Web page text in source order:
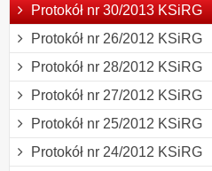
Protokół nr 30/2013 KSiRG
Protokół nr 26/2012 KSiRG
Protokół nr 28/2012 KSiRG
Protokół nr 27/2012 KSiRG
Protokół nr 25/2012 KSiRG
Protokół nr 24/2012 KSiRG